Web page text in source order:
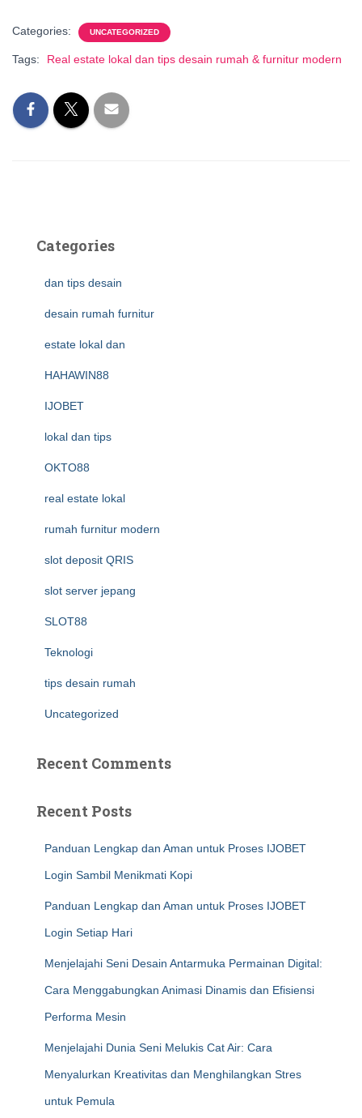
Categories: UNCATEGORIZED
Tags: Real estate lokal dan tips desain rumah & furnitur modern
Categories
dan tips desain
desain rumah furnitur
estate lokal dan
HAHAWIN88
IJOBET
lokal dan tips
OKTO88
real estate lokal
rumah furnitur modern
slot deposit QRIS
slot server jepang
SLOT88
Teknologi
tips desain rumah
Uncategorized
Recent Comments
Recent Posts
Panduan Lengkap dan Aman untuk Proses IJOBET
Login Sambil Menikmati Kopi
Panduan Lengkap dan Aman untuk Proses IJOBET
Login Setiap Hari
Menjelajahi Seni Desain Antarmuka Permainan Digital:
Cara Menggabungkan Animasi Dinamis dan Efisiensi
Performa Mesin
Menjelajahi Dunia Seni Melukis Cat Air: Cara
Menyalurkan Kreativitas dan Menghilangkan Stres
untuk Pemula